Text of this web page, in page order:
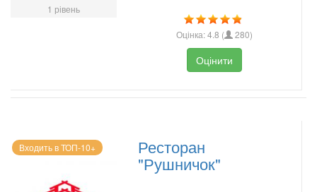
1 рівень
Оцінка:4.8 ( 280)
Оцінити
Входить в ТОП-10+ Ресторан
"Рушничок"